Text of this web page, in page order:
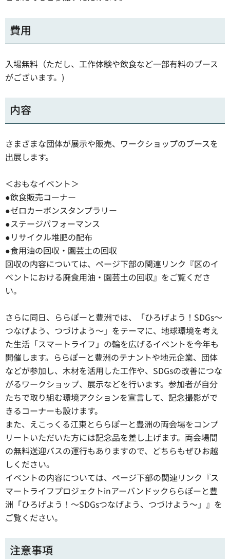
費用
入場無料（ただし、工作体験や飲食など一部有料のブース
がございます。)
内容
さまざまな団体が展示や販売、ワークショップのブースを
出展します。
＜おもなイベント＞
●飲食販売コーナー
●ゼロカーボンスタンプラリー
●ステージパフォーマンス
●リサイクル堆肥の配布
●食用油の回収・園芸土の回収
回収の内容については、ページ下部の関連リンク『区のイ
ベントにおける廃食用油・園芸土の回収』をご覧くださ
い。
さらに同日、ららぽーと豊洲では、「ひろげよう！SDGs〜
つなげよう、つづけよう〜」をテーマに、地球環境を考え
た生活「スマートライフ」の輪を広げるイベントを今年も
開催します。ららぽーと豊洲のテナントや地元企業、団体
などが参加し、木材を活用した工作や、SDGsの改善につな
がるワークショップ、展示などを行います。参加者が自分
たちで取り組む環境アクションを宣言して、記念撮影がで
きるコーナーも設けます。
また、えこっくる江東とららぽーと豊洲の両会場をコンプ
リートいただいた方には記念品を差し上げます。両会場間
の無料送迎バスの運行もありますので、どちらもぜひお越
しください。
イベントの内容については、ページ下部の関連リンク『ス
マートライフプロジェクトinアーバンドックららぽーと豊
洲「ひろげよう！〜SDGsつなげよう、つづけよう〜」』を
ご覧ください。
注意事項